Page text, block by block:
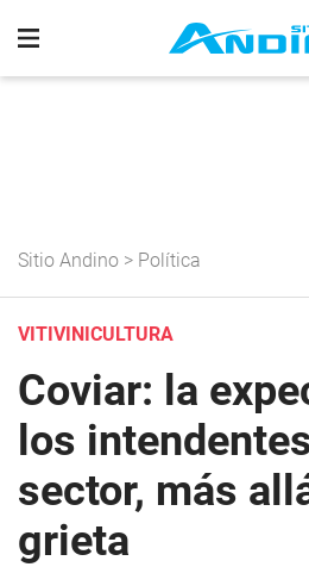
Sitio Andino > Política
VITIVINICULTURA
Coviar: la
los
sector, más
grieta